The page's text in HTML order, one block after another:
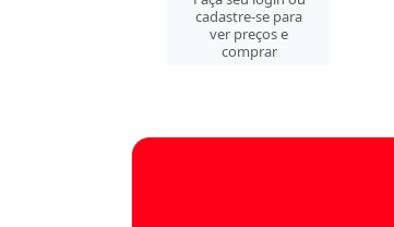
cadastre-se para
ver preços e
comprar